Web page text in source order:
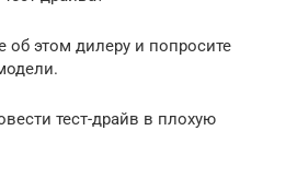
об этом дилеру и попросите
тест-драйв в плохую